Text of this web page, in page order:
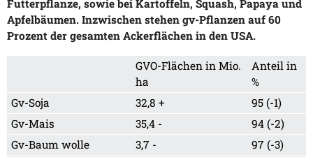
Futterpflanze, sowie bei Kartoffeln, Squash, Papaya und
Apfelbäumen. Inzwischen stehen gv-Pflanzen auf 60
Prozent der gesamten Ackerflächen in den USA.
GVO-Flächen in Mio.
ha
Anteil in
%
Gv-Soja
32,8 +
95 (-1)
Gv-Mais
35,4 -
94 (-2)
Gv-Baum wolle
3,7 -
97 (-3)